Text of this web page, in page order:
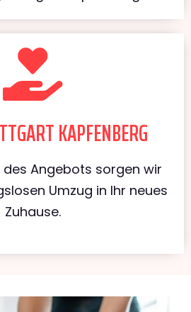
KAPFENBERG
des Angebots sorgen wir
Umzug in Ihr neues
Zuhause.